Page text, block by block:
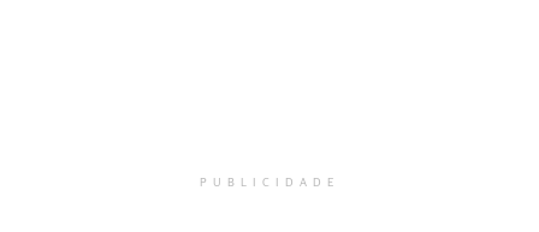
PUBLICIDADE